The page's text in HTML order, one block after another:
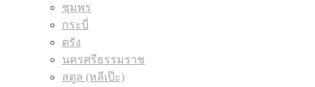
ชุมพร
กระบี่
ตรัง
นครศรีธรรมราช
สตูล (หลีเป๊ะ)